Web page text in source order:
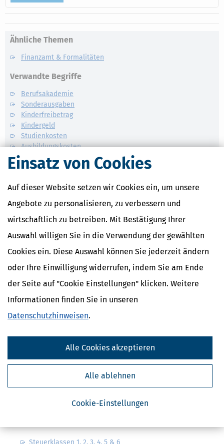
Einsatz von Cookies
Auf dieser Website setzen wir Cookies ein, um unsere
Angebote zu personalisieren, zu verbessern und
wirtschaftlich zu betreiben. Mit Bestätigung Ihrer
Auswahl willigen Sie in die Verwendung der gewählten
Cookies ein. Diese Auswahl können Sie jederzeit ändern
oder Ihre Einwilligung widerrufen, indem Sie am Ende
der Seite auf "Cookie Einstellungen" klicken. Weitere
Informationen finden Sie in unseren
Datenschutzhinweisen.
Cookie-Einstellungen
Alle ablehnen
Alle Cookies akzeptieren
Ähnliche Themen
Finanzamt & Formalitäten
Verwandte Begriffe
Berufsakademie
Sonderausgaben
Kinderfreibetrag
Kindergeld
Studienkosten
Ausbildungskosten
Steuertipps Selbstständige
Ja, ich möchte die kostenlosen Newsletter
von Steuertipps abonnieren. Die
habe ich gelesen.
Meine Einwilligung kann ich jederzeit durch
Steuerklassen 1, 2, 3, 4, 5 & 6